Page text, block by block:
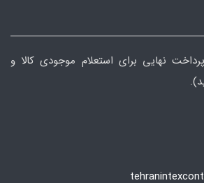
نهایی برای استعلام موجودی کالا و